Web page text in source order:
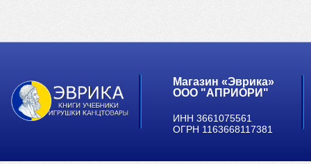
Магазин «Эврика»
ООО "АПРИОРИ"
ИНН 3661075561
ОГРН 1163668117381